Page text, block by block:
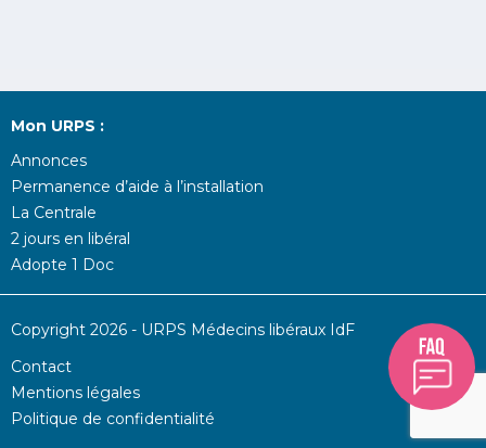
Mon URPS :
Annonces
Permanence d’aide à l’installation
La Centrale
2 jours en libéral
Adopte 1 Doc
Copyright 2026 - URPS Médecins libéraux IdF
Contact
Mentions légales
Politique de confidentialité